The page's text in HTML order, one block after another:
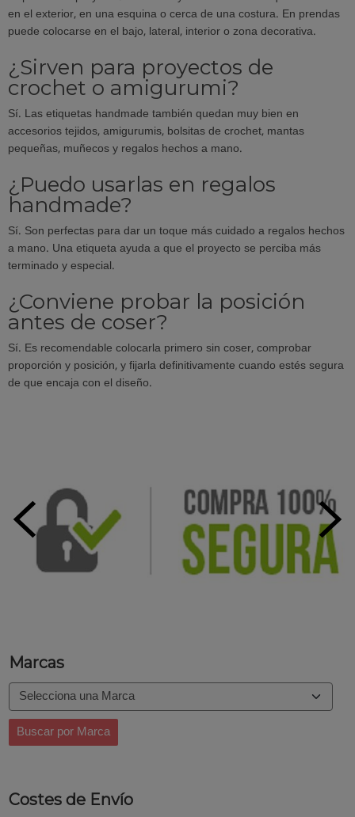
Marcas
Costes de Envío
en el exterior, en una esquina o cerca de una costura. En prendas
puede colocarse en el bajo, lateral, interior o zona decorativa.
¿Sirven para proyectos de
crochet o amigurumi?
Sí. Las etiquetas handmade también quedan muy bien en
accesorios tejidos, amigurumis, bolsitas de crochet, mantas
pequeñas, muñecos y regalos hechos a mano.
¿Puedo usarlas en regalos
handmade?
Sí. Son perfectas para dar un toque más cuidado a regalos hechos
a mano. Una etiqueta ayuda a que el proyecto se perciba más
terminado y especial.
¿Conviene probar la posición
antes de coser?
Sí. Es recomendable colocarla primero sin coser, comprobar
proporción y posición, y fijarla definitivamente cuando estés segura
de que encaja con el diseño.